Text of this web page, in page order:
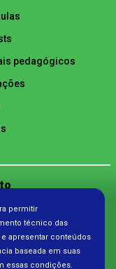
pedagógicos
de Privacidade
permitir
técnico das
apresentar conteúdos
baseada em suas
essas condições.